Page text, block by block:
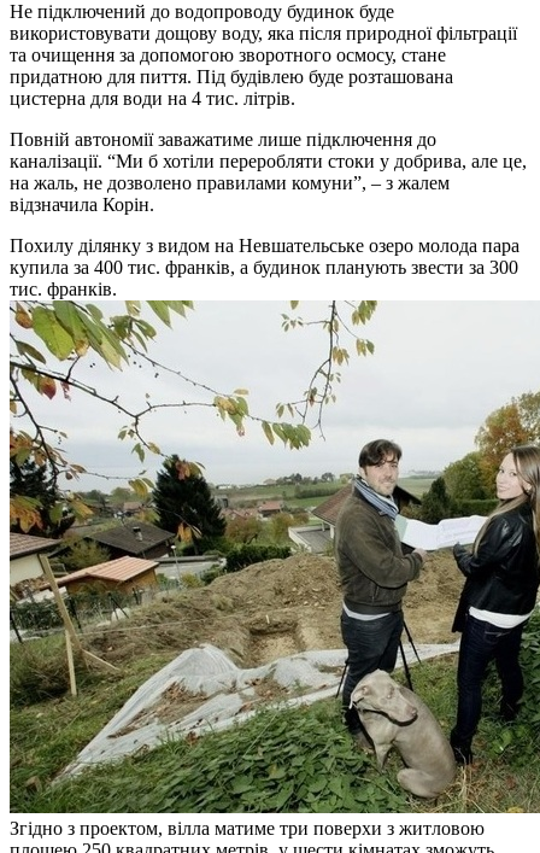
Не підключений до водопроводу будинок буде
використовувати дощову воду, яка після природної фільтрації
та очищення за допомогою зворотного осмосу, стане
придатною для пиття. Під будівлею буде розташована
цистерна для води на 4 тис. літрів.
Повній автономії заважатиме лише підключення до
каналізації. “Ми б хотіли переробляти стоки у добрива, але це,
на жаль, не дозволено правилами комуни”, – з жалем
відзначила Корін.
Похилу ділянку з видом на Невшательське озеро молода пара
купила за 400 тис. франків, а будинок планують звести за 300
тис. франків.
Згідно з проектом, вілла матиме три поверхи з житловою